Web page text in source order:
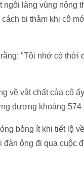
ngôi làng vùng nông
bi thảm khi cô
"Tôi nhớ có thời
về vật chất của cô
đương khoảng 574
bỏng ít khi tiết lộ
ông đi qua cuộc